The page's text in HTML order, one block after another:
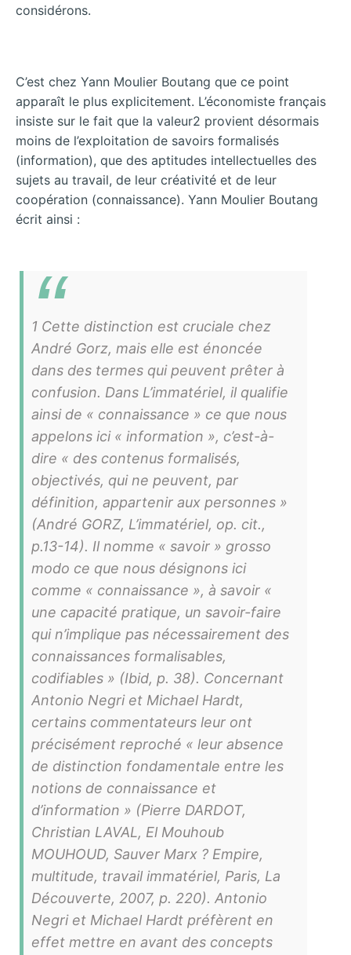
considérons.
C’est chez Yann Moulier Boutang que ce point
apparaît le plus explicitement. L’économiste français
insiste sur le fait que la valeur2 provient désormais
moins de l’exploitation de savoirs formalisés
(information), que des aptitudes intellectuelles des
sujets au travail, de leur créativité et de leur
coopération (connaissance). Yann Moulier Boutang
écrit ainsi :
1 Cette distinction est cruciale chez
André Gorz, mais elle est énoncée
dans des termes qui peuvent prêter à
confusion. Dans L’immatériel, il qualifie
ainsi de « connaissance » ce que nous
appelons ici « information », c’est-à-
dire « des contenus formalisés,
objectivés, qui ne peuvent, par
définition, appartenir aux personnes »
(André GORZ, L’immatériel, op. cit.,
p.13-14). Il nomme « savoir » grosso
modo ce que nous désignons ici
comme « connaissance », à savoir «
une capacité pratique, un savoir-faire
qui n’implique pas nécessairement des
connaissances formalisables,
codifiables » (Ibid, p. 38). Concernant
Antonio Negri et Michael Hardt,
certains commentateurs leur ont
précisément reproché « leur absence
de distinction fondamentale entre les
notions de connaissance et
d’information » (Pierre DARDOT,
Christian LAVAL, El Mouhoub
MOUHOUD, Sauver Marx ? Empire,
multitude, travail immatériel, Paris, La
Découverte, 2007, p. 220). Antonio
Negri et Michael Hardt préfèrent en
effet mettre en avant des concepts